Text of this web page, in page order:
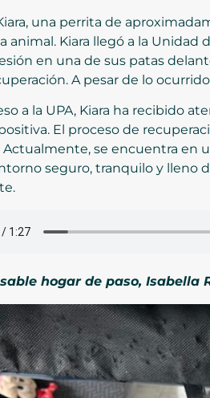
una perrita de
animal. Kiara llegó a la
en una de sus patas
A pesar de lo
a la UPA, Kiara ha recibido
El proceso de
Actualmente, se encuentra en
seguro, tranquilo y lleno
hogar de paso, Isabella